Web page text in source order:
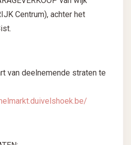
Centrum), achter het
van deelnemende straten te